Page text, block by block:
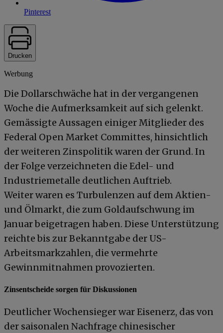
Pinterest
Drucken
Werbung
Die Dollarschwäche hat in der vergangenen
Woche die Aufmerksamkeit auf sich gelenkt.
Gemässigte Aussagen einiger Mitglieder des
Federal Open Market Committes, hinsichtlich
der weiteren Zinspolitik waren der Grund. In
der Folge verzeichneten die Edel- und
Industriemetalle deutlichen Auftrieb.
Weiter waren es Turbulenzen auf dem Aktien-
und Ölmarkt, die zum Goldaufschwung im
Januar beigetragen haben. Diese Unterstützung
reichte bis zur Bekanntgabe der US-
Arbeitsmarkzahlen, die vermehrte
Gewinnmitnahmen provozierten.
Zinsentscheide sorgen für Diskussionen
Deutlicher Wochensieger war Eisenerz, das von
der saisonalen Nachfrage chinesischer